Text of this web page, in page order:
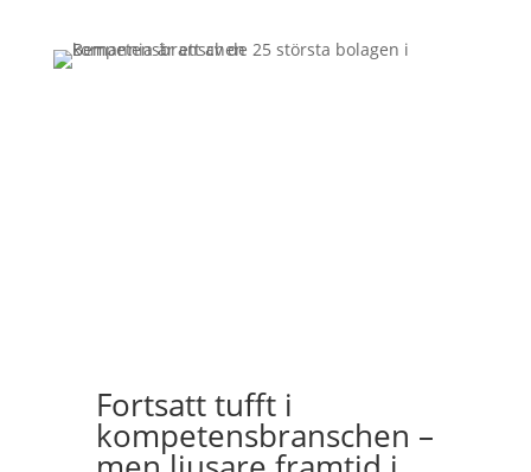
Fortsatt tufft i
kompetensbranschen –